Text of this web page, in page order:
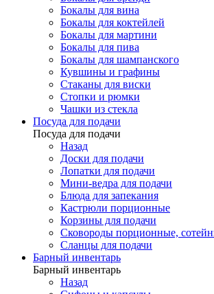
Бокалы для вина
Бокалы для коктейлей
Бокалы для мартини
Бокалы для пива
Бокалы для шампанского
Кувшины и графины
Стаканы для виски
Стопки и рюмки
Чашки из стекла
Посуда для подачи
Посуда для подачи
Назад
Доски для подачи
Лопатки для подачи
Мини-ведра для подачи
Блюда для запекания
Кастрюли порционные
Корзины для подачи
Сковороды порционные,
Сланцы для подачи
Барный инвентарь
Барный инвентарь
Назад